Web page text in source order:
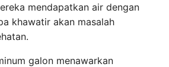
mendapatkan air dengan
khawatir akan masalah
galon menawarkan